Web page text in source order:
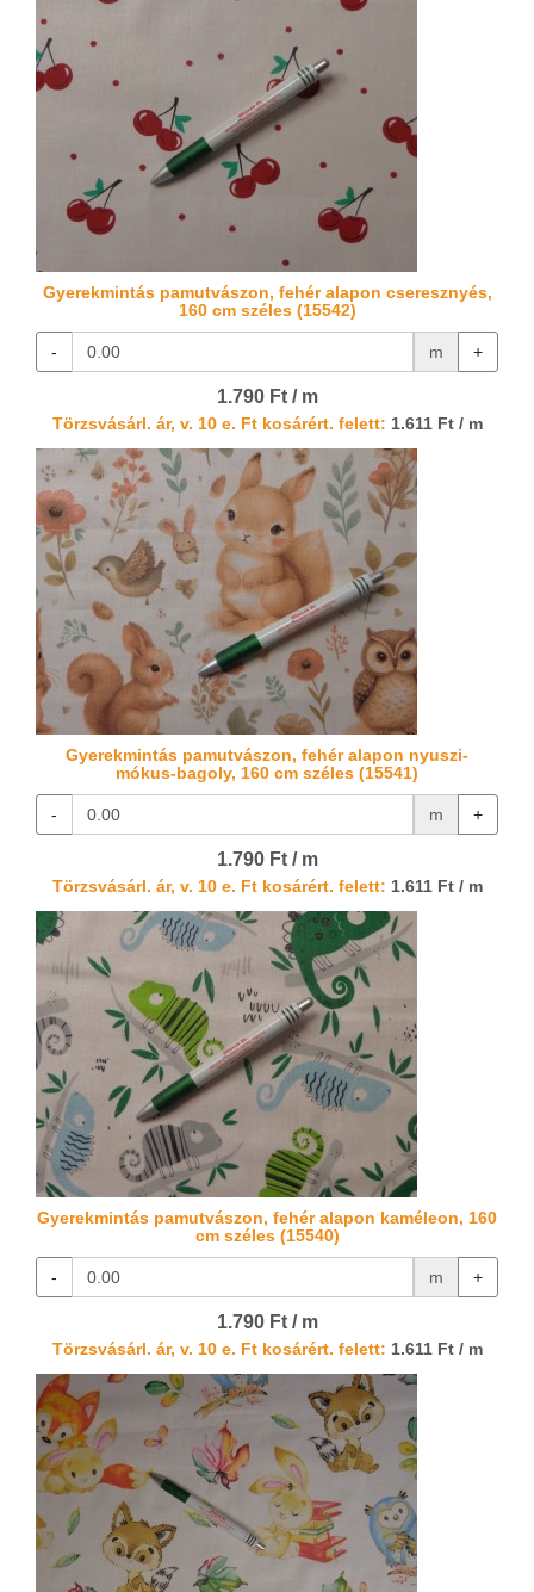
Gyerekmintás pamutvászon, fehér alapon cseresznyés,
160 cm széles (15542)
- m +
1.790 Ft / m
Törzsvásárl. ár, v. 10 e. Ft kosárért. felett: 1.611 Ft / m
Gyerekmintás pamutvászon, fehér alapon nyuszi-
mókus-bagoly, 160 cm széles (15541)
- m +
1.790 Ft / m
Törzsvásárl. ár, v. 10 e. Ft kosárért. felett: 1.611 Ft / m
Gyerekmintás pamutvászon, fehér alapon kaméleon, 160
cm széles (15540)
- m +
1.790 Ft / m
Törzsvásárl. ár, v. 10 e. Ft kosárért. felett: 1.611 Ft / m